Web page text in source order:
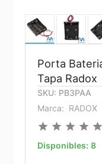
Porta
Tapa Radox
SKU: PB3PAA
Marca: RADOX
star star star star star
Disponibles: 8